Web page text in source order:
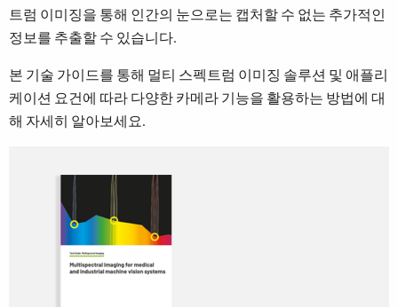
트럼 이미징을 통해 인간의 눈으로는 캡처할 수 없는 추가적인
정보를 추출할 수 있습니다.
본 기술 가이드를 통해 멀티 스펙트럼 이미징 솔루션 및 애플리
케이션 요건에 따라 다양한 카메라 기능을 활용하는 방법에 대
해 자세히 알아보세요.